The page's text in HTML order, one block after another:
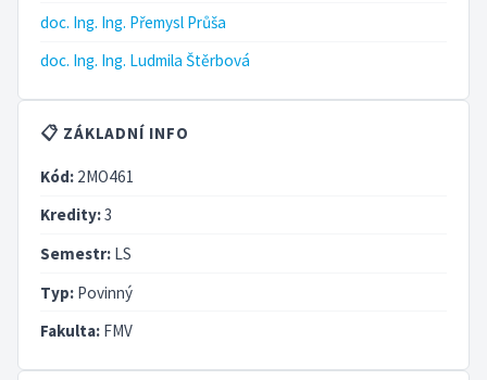
doc. Ing. Ing. Přemysl Průša
doc. Ing. Ing. Ludmila Štěrbová
📋 ZÁKLADNÍ INFO
Kód: 2MO461
Kredity:3
Semestr: LS
Typ: Povinný
Fakulta: FMV